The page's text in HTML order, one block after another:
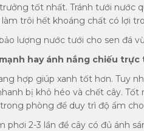
tốt nhất. Tránh tưới nước
trôi hết khoáng chất có lợi
lượng nước tưới cho sen đá
hay ánh nắng chiếu trực
hợp giúp xanh tốt hơn. Tuy
bị khô héo và chết cây.
phòng để duy trì độ ẩm
2-3 lần để cây có đủ ánh